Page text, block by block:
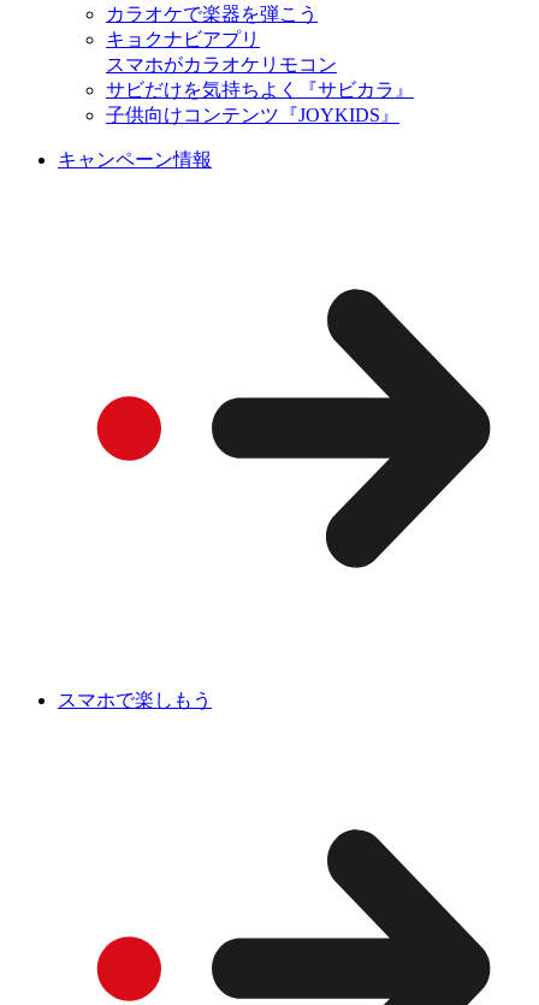
カラオケで楽器を弾こう
キョクナビアプリ
スマホがカラオケリモコン
サビだけを気持ちよく『サビカラ』
子供向けコンテンツ『JOYKIDS』
キャンペーン情報
スマホで楽しもう